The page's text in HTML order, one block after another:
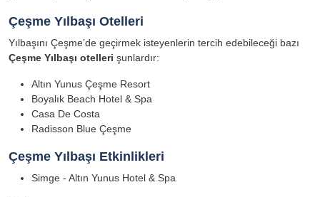
Çeşme Yılbaşı Otelleri
Yılbaşını Çeşme’de geçirmek isteyenlerin tercih edebileceği bazı
Çeşme Yılbaşı otelleri şunlardır:
Altın Yunus Çeşme Resort
Boyalık Beach Hotel & Spa
Casa De Costa
Radisson Blue Çeşme
Çeşme Yılbaşı Etkinlikleri
Simge - Altın Yunus Hotel & Spa